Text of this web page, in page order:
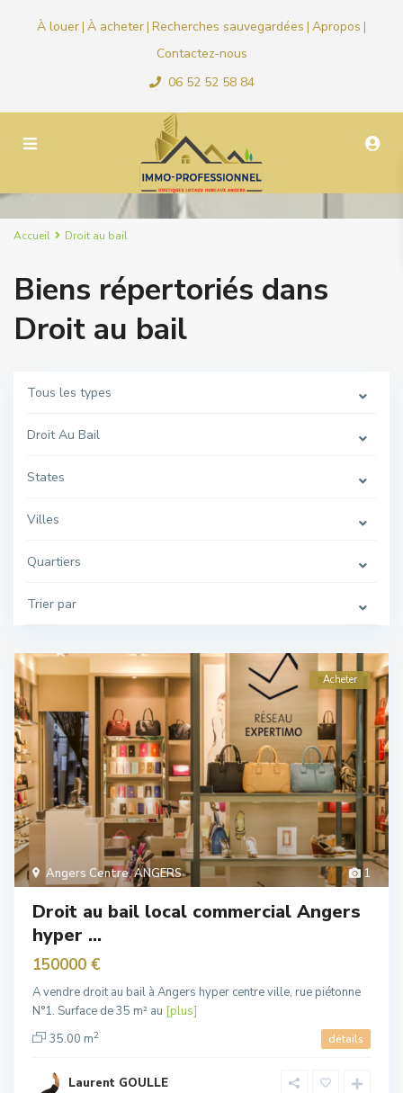
À louer| À acheter| Recherches sauvegardées | Apropos |
Contactez-nous
06 52 52 58 84
Accueil Droit au bail
Biens répertoriés dans
Droit au bail
Tous les types
Droit Au Bail
States
Villes
Quartiers
Trier par
1
Angers Centre,ANGERS
Acheter
Droit au bail local commercial Angers
hyper ...
150000 €
A vendre droit au bail à Angers hyper centre ville, rue piétonne
N°1. Surface de 35 m² au [plus]
35.00 m2 détails
Laurent GOULLE